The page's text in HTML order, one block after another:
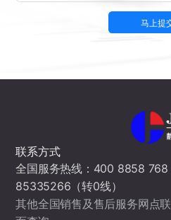
联系方式
全国服务热线：400 8858
85335266（转0线）
其他全国销售及售后服务网点